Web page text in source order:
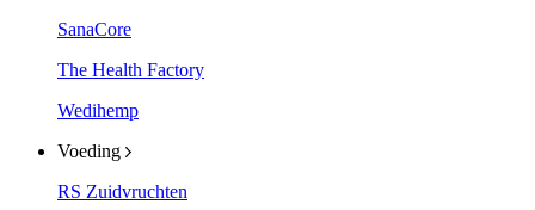
SanaCore
The Health Factory
Wedihemp
Voeding
RS Zuidvruchten